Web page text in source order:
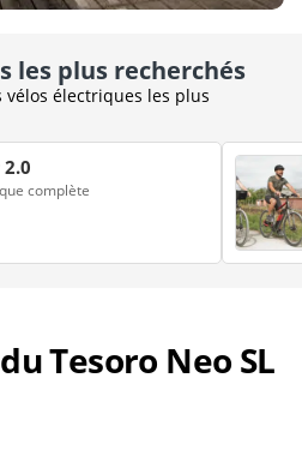
les plus recherchés
vélos électriques les plus
complète
Tesoro Neo SL